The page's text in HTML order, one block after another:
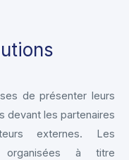
de présenter leurs
devant les partenaires
externes. Les
organisées à titre